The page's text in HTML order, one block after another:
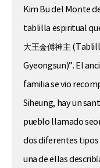
Kim Bu del Monte
tablilla espiritual
大王金傅神主
Gyeongsun)”. El
familia se vio
Siheung, hay un
pueblo llamado
dos diferentes
una de ellas